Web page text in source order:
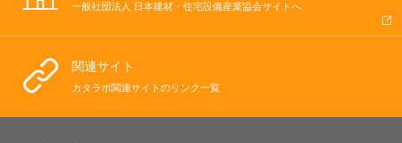
一般社団法人 日本建材・住宅設備産業協会サイトへ
関連サイト
カタラボ関連サイトのリンク一覧